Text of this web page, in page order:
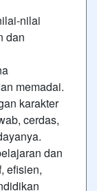
nilai
dan
memadai.
karakter
cerdas,
dan
efisien,